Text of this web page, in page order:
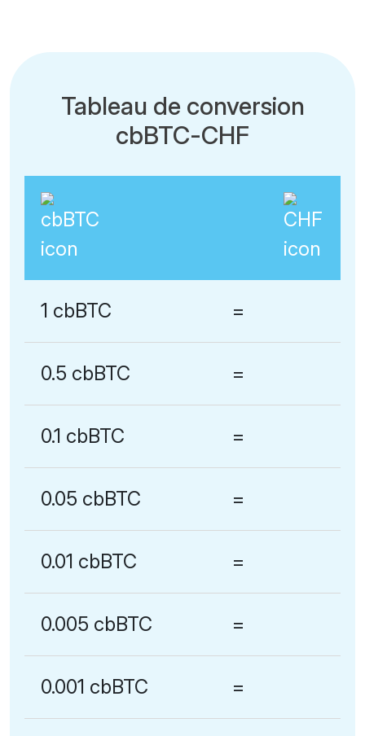
Tableau de conversion
cbBTC-CHF
1 cbBTC =
0.5 cbBTC =
0.1 cbBTC =
0.05 cbBTC =
0.01 cbBTC =
0.005 cbBTC =
0.001 cbBTC =